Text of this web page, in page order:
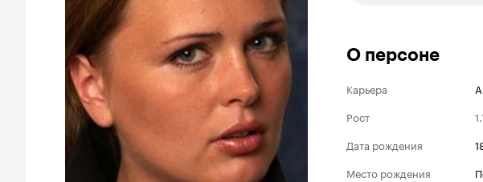
О персоне
Карьера
Рост
Дата рождения
Место рождения